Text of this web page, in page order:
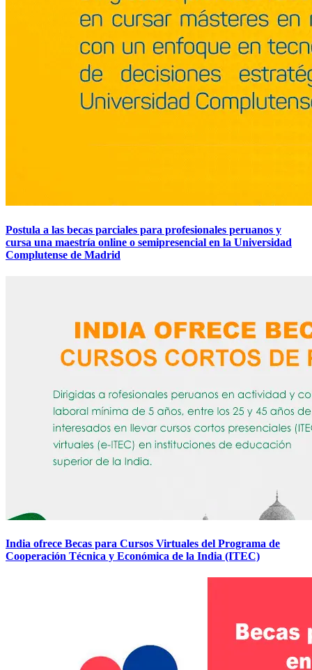
Postula a las becas parciales para profesionales peruanos y
cursa una maestría online o semipresencial en la Universidad
Complutense de Madrid
India ofrece Becas para Cursos Virtuales del Programa de
Cooperación Técnica y Económica de la India (ITEC)